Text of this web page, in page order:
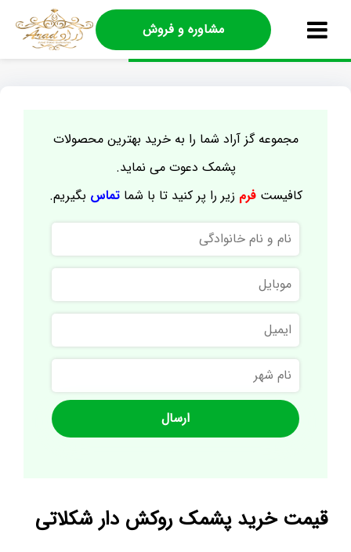
مشاوره و فروش
مجموعه گز آراد شما را به خرید بهترین محصولات
پشمک دعوت می نماید.
کافیستفرم زیر را پر کنید تا با شماتماس بگیریم.
نام
و
نام
خانوادگی
موبایل
ایمیل
نام
شهر
قیمت خرید پشمک روکش دار شکلاتی